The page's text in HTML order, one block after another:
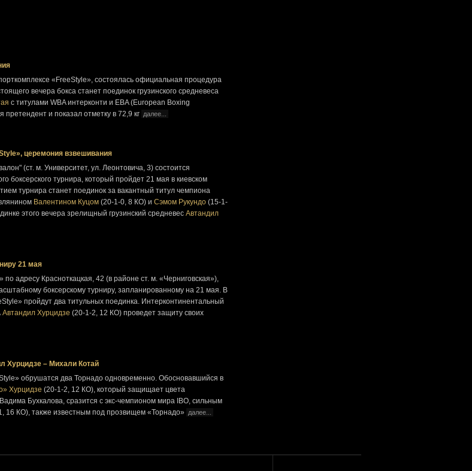
«FreeStyle», состоялась официальная процедура
вечера бокса станет поединок грузинского средневеса
с титулами WBA интерконти и EBA (European Boxing
и показал отметку в 72,9 кг далее...
церемония взвешивания
(ст. м. Университет, ул. Леонтовича, 3) состоится
боксерского турнира, который пройдет 21 мая в киевском
турнира станет поединок за вакантный титул чемпиона
Валентином Куцом (20-1-0, 8 КО) и Сэмом Рукундо (15-1-
этого вечера зрелищный грузинский средневес Автандил
21 мая
адресу Красноткацкая, 42 (в районе ст. м. «Черниговская»),
боксерскому турниру, запланированному на 21 мая. В
пройдут два титульных поединка. Интерконтинентальный
Автандил Хурцидзе (20-1-2, 12 КО) проведет защиту своих
Хурцидзе – Михали Котай
обрушатся два Торнадо одновременно. Обосновавшийся в
Хурцидзе (20-1-2, 12 КО), который защищает цвета
Бухкалова, сразится с экс-чемпионом мира IBO, сильным
16 КО), также известным под прозвищем «Торнадо» далее...